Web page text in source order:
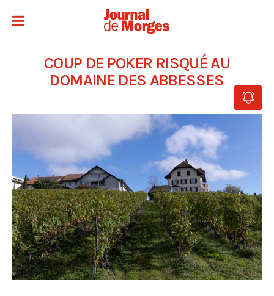
COUP DE POKER RISQUÉ AU
DOMAINE DES ABBESSES